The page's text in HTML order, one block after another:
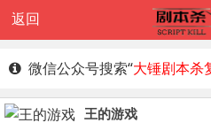
返回
微信公众号搜索“大锤剧本杀
王的游戏